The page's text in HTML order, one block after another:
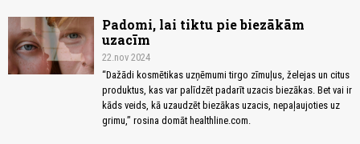
Padomi, lai tiktu pie biezākām
uzacīm
22.nov 2024
“Dažādi kosmētikas uzņēmumi tirgo zīmuļus, želejas un citus
produktus, kas var palīdzēt padarīt uzacis biezākas. Bet vai ir
kāds veids, kā uzaudzēt biezākas uzacis, nepaļaujoties uz
grimu,” rosina domāt healthline.com.